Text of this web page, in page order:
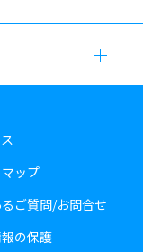
ップ
ご質問/お問合せ
の保護